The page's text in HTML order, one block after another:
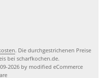
. Die durchgestrichenen Preise
bei scharfkochen.de.
2026 by modified eCommerce